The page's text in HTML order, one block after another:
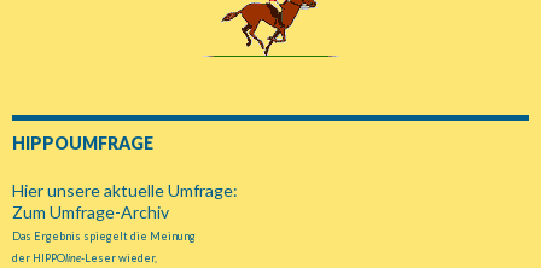
HIPPOUMFRAGE
Hier unsere aktuelle Umfrage:
Zum Umfrage-Archiv
Das Ergebnis spiegelt die Meinung
der HIPPOline-Leser wieder,